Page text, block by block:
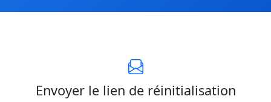
Envoyer le lien de réinitialisation